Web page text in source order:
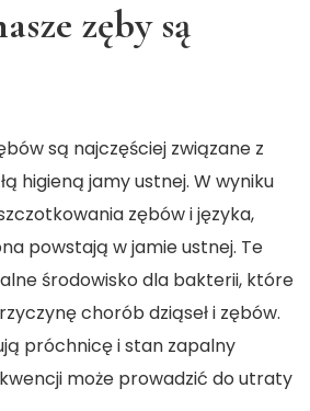
zęby są
są najczęściej związane z
higieną jamy ustnej. W wyniku
zębów i języka,
powstają w jamie ustnej. Te
środowisko dla bakterii, które
chorób dziąseł i zębów.
próchnicę i stan zapalny
może prowadzić do utraty